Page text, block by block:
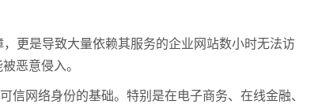
更是导致大量依赖其服务的企业网站数小时无法访
恶意侵入。
信网络身份的基础。特别是在电子商务、在线金融、